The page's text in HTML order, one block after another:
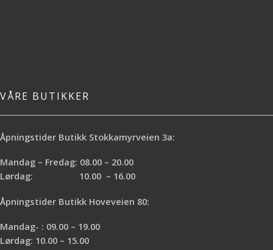
VÅRE BUTIKKER
Åpningstider Butikk Stokkamyrveien 3a:
Mandag – Fredag: 08.00 – 20.00
Lørdag: 10.00 – 16.00
Åpningstider Butikk Hoveveien 80:
Mandag- : 09.00 – 19.00
Lørdag: 10.00 – 15.00